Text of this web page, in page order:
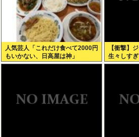
人気芸人「これだけ食べて2000円
もいかない、日高屋は神」
【衝撃】
生々しす
ルwww